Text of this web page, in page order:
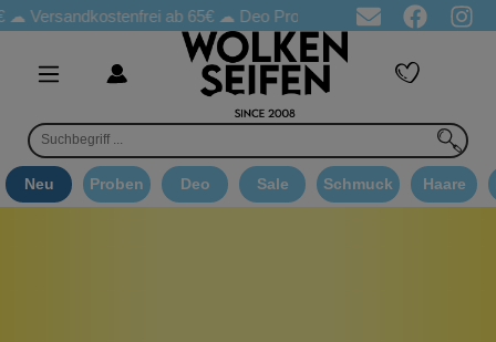
ab 65€ ☁ Deo Proben in jeder Bestellung ☁
Neu Proben Deo Sale Schmuck Haare